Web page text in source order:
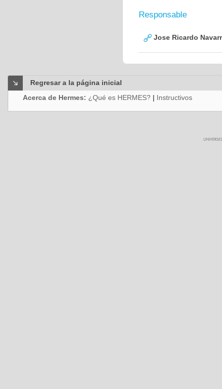
Responsable
Jose Ricardo
Regresar a la página inicial
Acerca de Hermes: ¿Qué es HERMES? | Instructivos